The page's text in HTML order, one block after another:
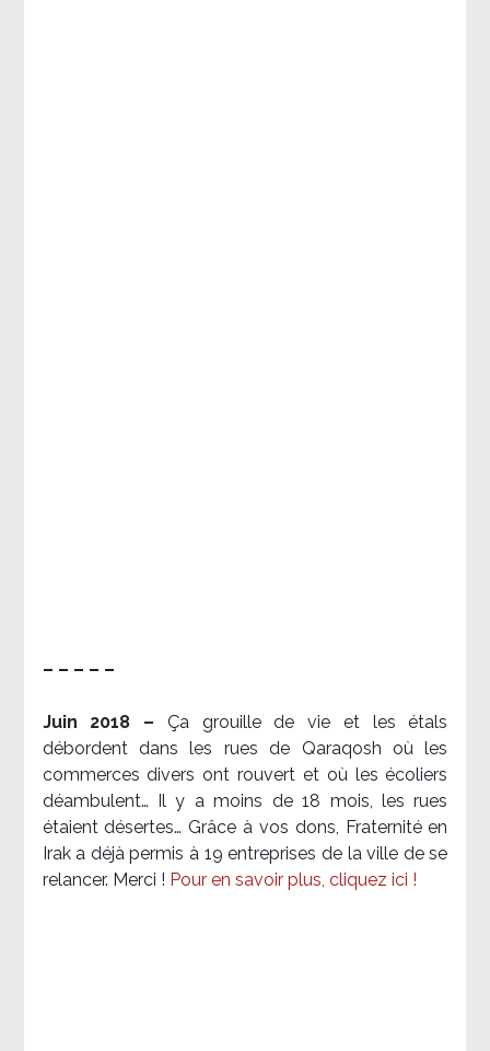
– – – – –
Juin 2018 – Ça grouille de vie et les étals
débordent dans les rues de Qaraqosh où les
commerces divers ont rouvert et où les écoliers
déambulent… Il y a moins de 18 mois, les rues
étaient désertes… Grâce à vos dons, Fraternité en
Irak a déjà permis à 19 entreprises de la ville de se
relancer. Merci ! Pour en savoir plus, cliquez ici !